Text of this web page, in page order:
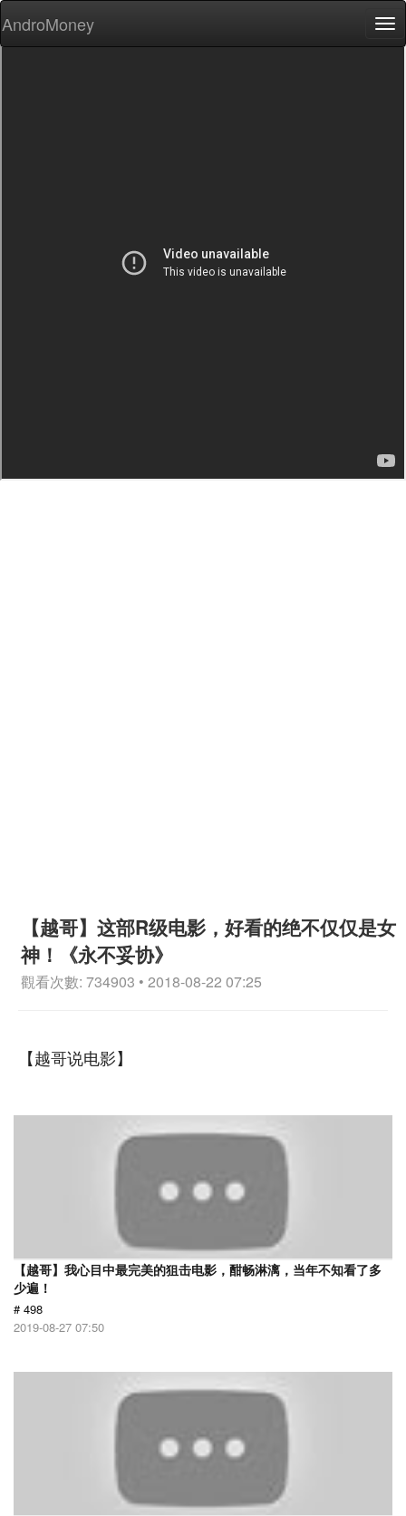
AndroMoney
【越哥】这部R级电影，好看的绝不仅仅是女
神！《永不妥协》
觀看次數: 734903 • 2018-08-22 07:25
【越哥说电影】
【越哥】我心目中最完美的狙击电影，酣畅淋漓，当年不知看了多
少遍！
# 498
2019-08-27 07:50